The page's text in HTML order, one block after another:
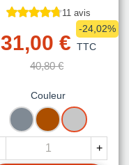
11 avis
31,00 € TTC
40,80 €
-24,02%
Couleur
GRIS
TERRE
CUITE
ALUMINIUM
+